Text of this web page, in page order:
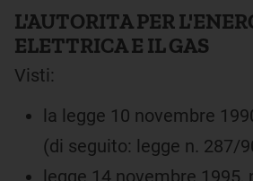
L'AUTORITA PER
ELETTRICA E IL GAS
Visti:
la legge 10 novembre
(di seguito: legge n. 287/
legge 14 novembre 1995,